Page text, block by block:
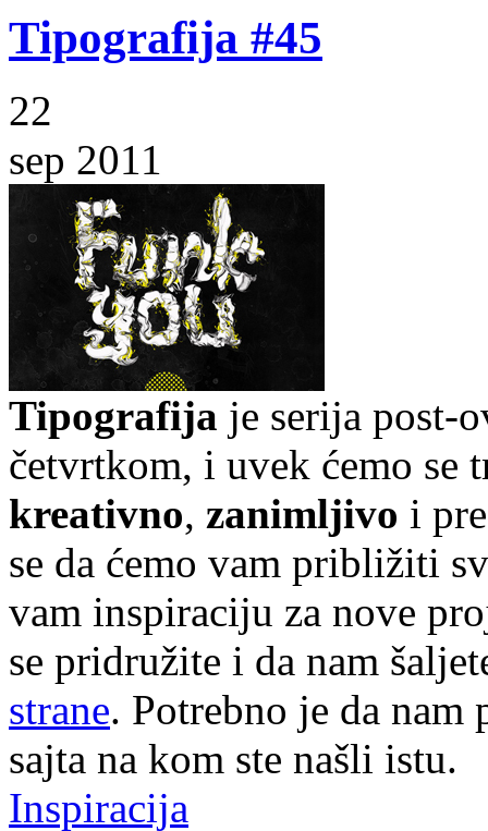
Tipografija #45
22
sep 2011
Tipografija je serija post-
četvrtkom, i uvek ćemo se
kreativno, zanimljivo i
se da ćemo vam približiti
vam inspiraciju za nove
se pridružite i da nam
strane. Potrebno je da
sajta na kom ste našli istu.
Inspiracija